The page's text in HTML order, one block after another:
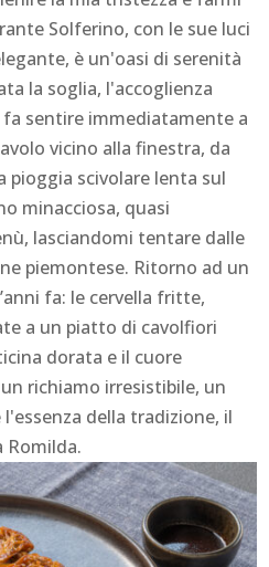
Solferino, con le sue luci
è un'oasi di serenità
la soglia, l'accoglienza
sentire immediatamente a
vicino alla finestra, da
pioggia scivolare lenta sul
minacciosa, quasi
lasciandomi tentare dalle
piemontese. Ritorno ad un
fa: le cervella fritte,
a un piatto di cavolfiori
dorata e il cuore
richiamo irresistibile, un
della tradizione, il